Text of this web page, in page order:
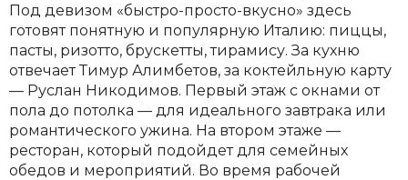
Под девизом «быстро-просто-вкусно» здесь
готовят понятную и популярную Италию: пиццы,
пасты, ризотто, брускетты, тирамису. За кухню
отвечает Тимур Алимбетов, за коктейльную карту
— Руслан Никодимов. Первый этаж с окнами от
пола до потолка — для идеального завтрака или
романтического ужина. На втором этаже —
ресторан, который подойдет для семейных
обедов и мероприятий. Во время рабочей